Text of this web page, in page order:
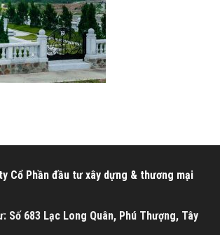
Cổ Phần đầu tư xây dựng & thương mại
Số 683 Lạc Long Quân, Phú Thượng, Tây